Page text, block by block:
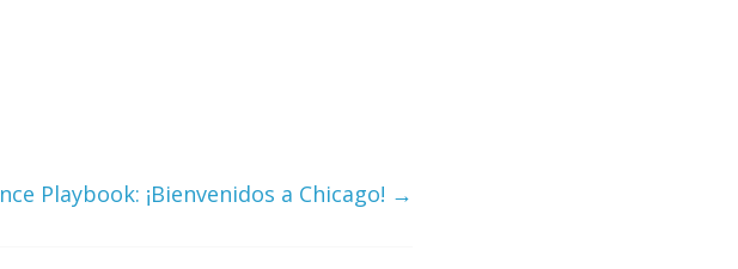
Playbook: ¡Bienvenidos a Chicago! →